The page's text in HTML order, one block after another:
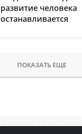
развитие человека
останавливается
ПОКАЗАТЬ ЕЩЕ